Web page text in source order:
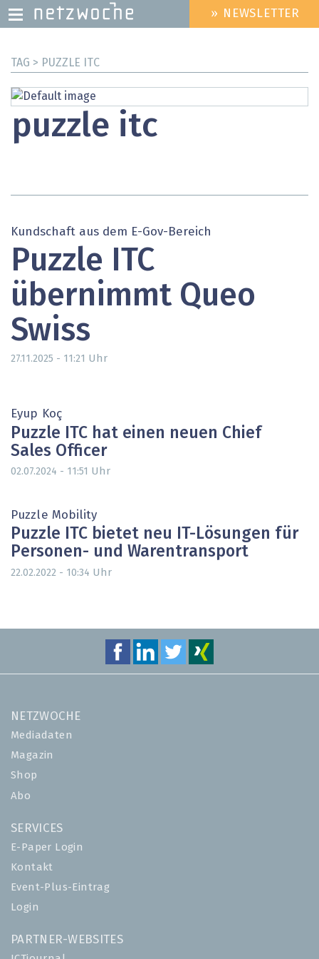
zum
HEADER
MENU
» NEWSLETTER
TAG > PUZZLE ITC
puzzle itc
Kundschaft aus dem E-Gov-Bereich
Puzzle ITC
übernimmt Queo
Swiss
27.11.2025 - 11:21 Uhr
Eyup Koç
Puzzle ITC hat einen neuen Chief
Sales Officer
02.07.2024 - 11:51 Uhr
Puzzle Mobility
Puzzle ITC bietet neu IT-Lösungen für
Personen- und Warentransport
22.02.2022 - 10:34 Uhr
NETZWOCHE
Mediadaten
Magazin
Shop
Abo
SERVICES
E-Paper Login
Kontakt
Event-Plus-Eintrag
Login
PARTNER-WEBSITES